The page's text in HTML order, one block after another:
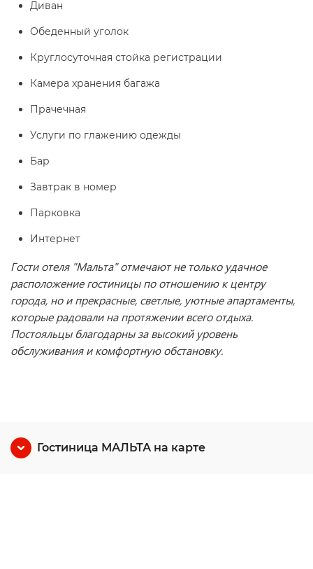
Диван
Обеденный уголок
Круглосуточная стойка регистрации
Камера хранения багажа
Прачечная
Услуги по глажению одежды
Бар
Завтрак в номер
Парковка
Интернет
Гости отеля "Мальта" отмечают не только удачное
расположение гостиницы по отношению к центру
города, но и прекрасные, светлые, уютные апартаменты,
которые радовали на протяжении всего отдыха.
Постояльцы благодарны за высокий уровень
обслуживания и комфортную обстановку.
Гостиница МАЛЬТА на карте